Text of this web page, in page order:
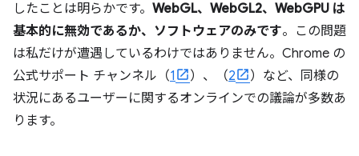
したことは明らかです。 WebGL、WebGL2、WebGPU は
基本的に無効であるか、ソフトウェアのみです。この問題
は私だけが遭遇しているわけではありません。Chrome の
公式サポート チャンネル（1 ）、（2
）など、同様の
状況にあるユーザーに関するオンラインでの議論が多数あ
ります。